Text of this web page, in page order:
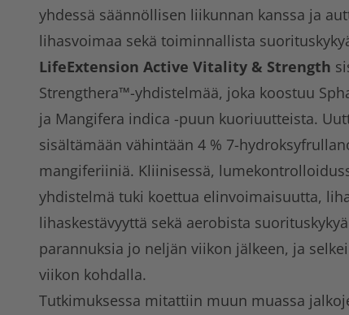
yhdessä säännöllisen liikunnan kanssa ja
lihasvoimaa sekä toiminnallista
LifeExtension Active Vitality & Strength
Strengthera™-yhdistelmää, joka koostuu
ja Mangifera indica -puun kuoriuutteista.
sisältämään vähintään 4 % 7-
mangiferiiniä. Kliinisessä,
yhdistelmä tuki koettua elinvoimaisuutta,
lihaskestävyyttä sekä aerobista
parannuksia jo neljän viikon jälkeen, ja
viikon kohdalla.
Tutkimuksessa mitattiin muun muassa